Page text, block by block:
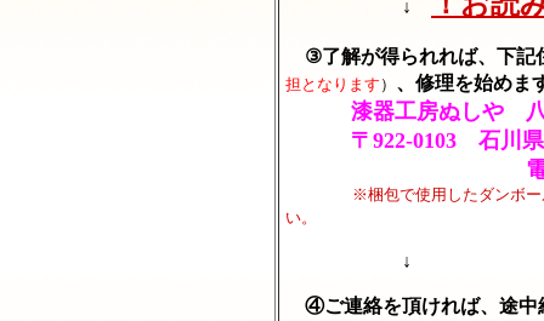
↓
③了解が得られれば、下記
担となります） 、修理を始めま
漆器工房ぬしや
〒922-0103 石川県加
※梱包で使用したダンボ
い。
↓
④ご連絡を頂ければ、途中